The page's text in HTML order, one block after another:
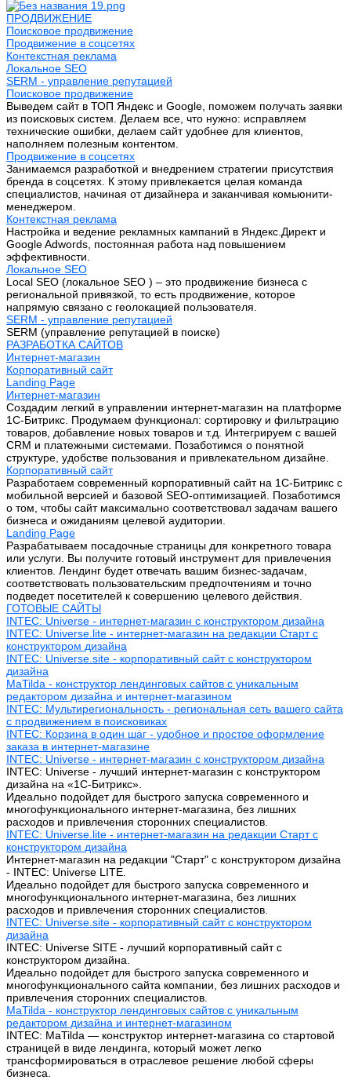
ПРОДВИЖЕНИЕ
Поисковое продвижение
Продвижение в соцсетях
Контекстная реклама
Локальное SEO
SERM - управление репутацией
Поисковое продвижение
Выведем сайт в ТОП Яндекс и Google, поможем получать заявки
из поисковых систем. Делаем все, что нужно: исправляем
технические ошибки, делаем сайт удобнее для клиентов,
наполняем полезным контентом.
Продвижение в соцсетях
Занимаемся разработкой и внедрением стратегии присутствия
бренда в соцсетях. К этому привлекается целая команда
специалистов, начиная от дизайнера и заканчивая комьюнити-
менеджером.
Контекстная реклама
Настройка и ведение рекламных кампаний в Яндекс.Директ и
Google Adwords, постоянная работа над повышением
эффективности.
Локальное SEO
Local SEO (локальное SEO ) – это продвижение бизнеса с
региональной привязкой, то есть продвижение, которое
напрямую связано с геолокацией пользователя.
SERM - управление репутацией
SERM (управление репутацией в поиске)
РАЗРАБОТКА САЙТОВ
Интернет-магазин
Корпоративный сайт
Landing Page
Интернет-магазин
Создадим легкий в управлении интернет-магазин на платформе
1С-Битрикс. Продумаем функционал: сортировку и фильтрацию
товаров, добавление новых товаров и т.д. Интегрируем с вашей
CRM и платежными системами. Позаботимся о понятной
структуре, удобстве пользования и привлекательном дизайне.
Корпоративный сайт
Разработаем современный корпоративный сайт на 1С-Битрикс с
мобильной версией и базовой SEO-оптимизацией. Позаботимся
о том, чтобы сайт максимально соответствовал задачам вашего
бизнеса и ожиданиям целевой аудитории.
Landing Page
Разрабатываем посадочные страницы для конкретного товара
или услуги. Вы получите готовый инструмент для привлечения
клиентов. Лендинг будет отвечать вашим бизнес-задачам,
соответствовать пользовательским предпочтениям и точно
подведет посетителей к совершению целевого действия.
ГОТОВЫЕ САЙТЫ
INTEC: Universe - интернет-магазин с конструктором дизайна
INTEC: Universe.lite - интернет-магазин на редакции Старт с
конструктором дизайна
INTEC: Universe.site - корпоративный сайт с конструктором
дизайна
MaTilda - конструктор лендинговых сайтов с уникальным
редактором дизайна и интернет-магазином
INTEC: Мультирегиональность - региональная сеть вашего сайта
с продвижением в поисковиках
INTEC: Корзина в один шаг - удобное и простое оформление
заказа в интернет-магазине
INTEC: Universe - интернет-магазин с конструктором дизайна
INTEC: Universe - лучший интернет-магазин с конструктором
дизайна на «1C-Битрикс».
Идеально подойдет для быстрого запуска современного и
многофункционального интернет-магазина, без лишних
расходов и привлечения сторонних специалистов.
INTEC: Universe.lite - интернет-магазин на редакции Старт с
конструктором дизайна
Интернет-магазин на редакции "Старт" с конструктором дизайна
- INTEC: Universe LITE.
Идеально подойдет для быстрого запуска современного и
многофункционального интернет-магазина, без лишних
расходов и привлечения сторонних специалистов.
INTEC: Universe.site - корпоративный сайт с конструктором
дизайна
INTEC: Universe SITE - лучший корпоративный сайт с
конструктором дизайна.
Идеально подойдет для быстрого запуска современного и
многофункционального сайта компании, без лишних расходов и
привлечения сторонних специалистов.
MaTilda - конструктор лендинговых сайтов с уникальным
редактором дизайна и интернет-магазином
INTEC: MaTilda — конструктор интернет-магазина со стартовой
страницей в виде лендинга, который может легко
трансформироваться в отраслевое решение любой сферы
бизнеса.